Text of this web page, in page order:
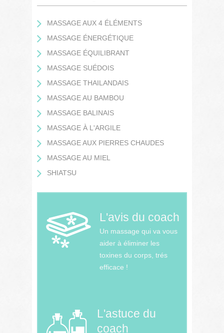
MASSAGE AUX 4 ÉLÉMENTS
MASSAGE ÉNERGÉTIQUE
MASSAGE ÉQUILIBRANT
MASSAGE SUÉDOIS
MASSAGE THAILANDAIS
MASSAGE AU BAMBOU
MASSAGE BALINAIS
MASSAGE À L'ARGILE
MASSAGE AUX PIERRES CHAUDES
MASSAGE AU MIEL
SHIATSU
L'avis du coach
Un massage qui va vous
aider à éliminer les
toxines du corps, trés
efficace !
L'astuce du
coach